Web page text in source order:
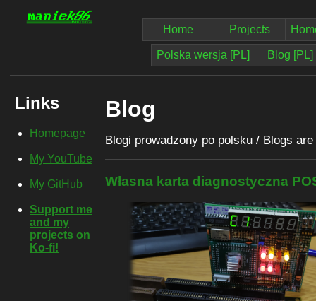
Home Projects
Polska wersja [PL] Blog [PL]
Links
Homepage
My YouTube
My GitHub
Support me
and my
projects on
Ko-fi!
Blog
Blogi prowadzony po polsku / Blogs
Własna karta diagnostyczna